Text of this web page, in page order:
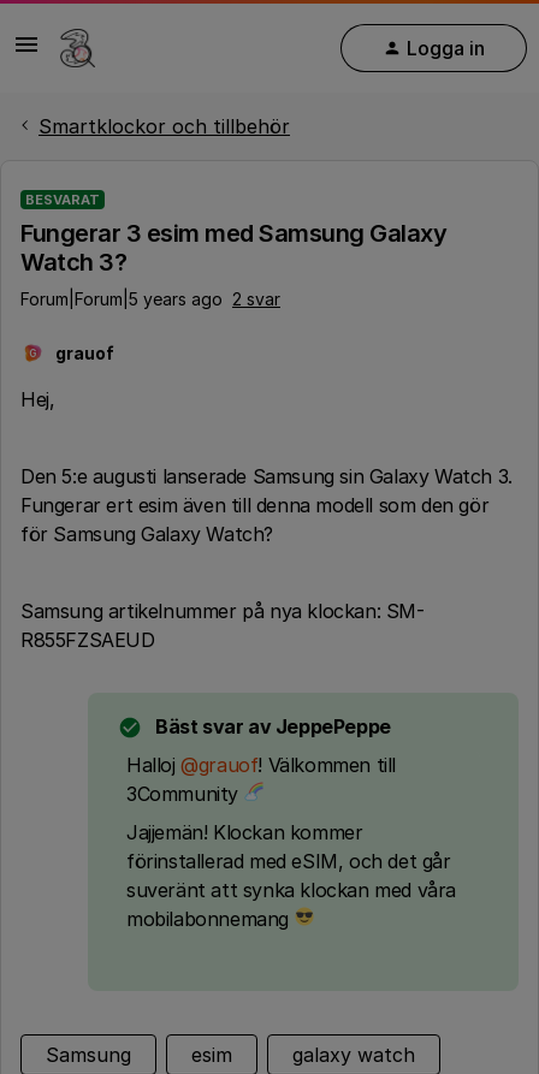
Logga in
Smartklockor och tillbehör
BESVARAT
Fungerar 3 esim med Samsung Galaxy
Watch 3?
Forum|Forum|5 years ago 2 svar
G grauof
Hej,
Den 5:e augusti lanserade Samsung sin Galaxy Watch 3.
Fungerar ert esim även till denna modell som den gör
för Samsung Galaxy Watch?
Samsung artikelnummer på nya klockan: SM-
R855FZSAEUD
Bäst svar av JeppePeppe
Halloj@grauof! Välkommen till
3Community
Jajjemän! Klockan kommer
förinstallerad med eSIM, och det går
suveränt att synka klockan med våra
mobilabonnemang
Samsung esim galaxy watch